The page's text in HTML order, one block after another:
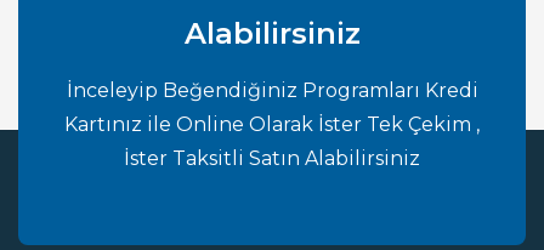
Alabilirsiniz
İnceleyip Beğendiğiniz Programları Kredi
Kartınız ile Online Olarak İster Tek Çekim ,
İster Taksitli Satın Alabilirsiniz